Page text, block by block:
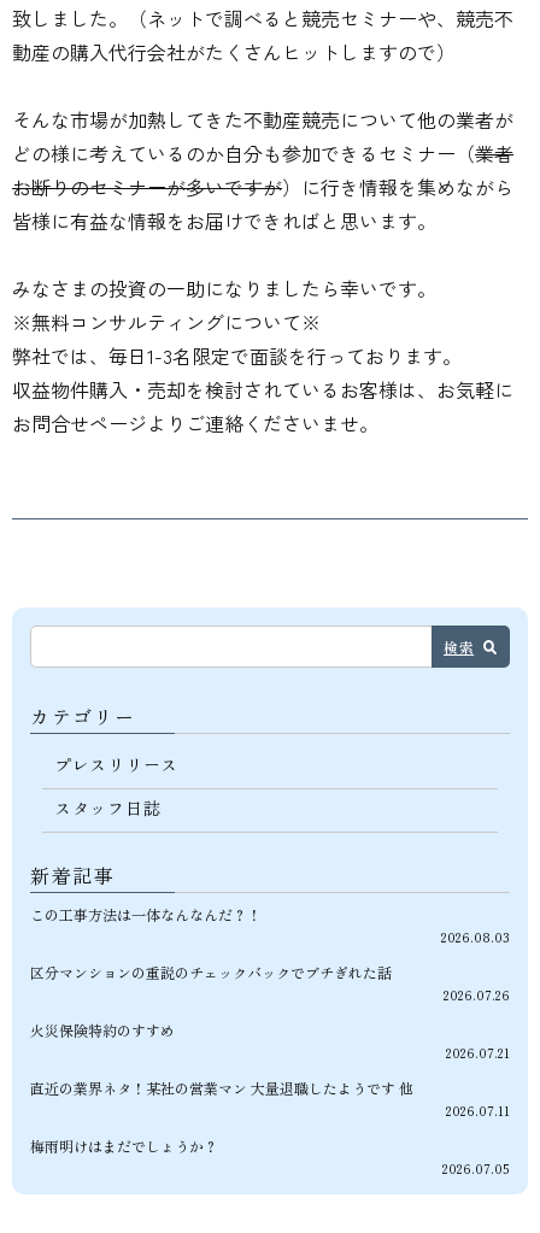
致しました。（ネットで調べると競売セミナーや、競売不
動産の購入代行会社がたくさんヒットしますので）
そんな市場が加熱してきた不動産競売について他の業者が
どの様に考えているのか自分も参加できるセミナー（業者
お断りのセミナーが多いですが）に行き情報を集めながら
皆様に有益な情報をお届けできればと思います。
みなさまの投資の一助になりましたら幸いです。
※無料コンサルティングについて※
弊社では、毎日1-3名限定で面談を行っております。
収益物件購入・売却を検討されているお客様は、お気軽に
お問合せページよりご連絡くださいませ。
検索
カテゴリー
プレスリリース
スタッフ日誌
新着記事
この工事方法は一体なんなんだ？！
2026.08.03
区分マンションの重説のチェックバックでブチぎれた話
2026.07.26
火災保険特約のすすめ
2026.07.21
直近の業界ネタ！某社の営業マン 大量退職したようです 他
2026.07.11
梅雨明けはまだでしょうか？
2026.07.05